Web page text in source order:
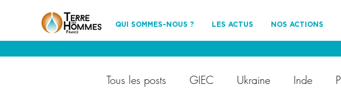
QUI SOMMES-NOUS ? LES ACTUS NOS ACTIONS
Tous les posts GIEC Ukraine Inde